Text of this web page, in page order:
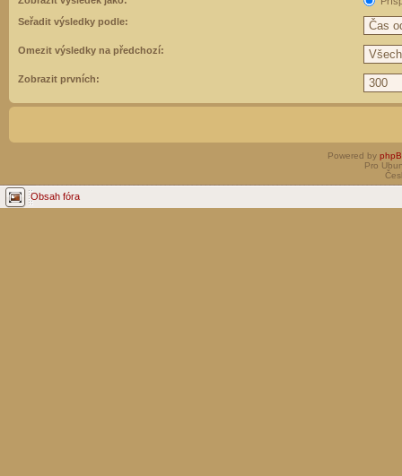
Seřadit výsledky podle:
Omezit výsledky na předchozí:
Zobrazit prvních:
Powered by
Pro
Obsah fóra